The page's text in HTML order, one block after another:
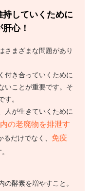
していくために
心！
さまざまな問題があり
付き合っていくために
いことが重要です。そ
す。
人が生きていくために
の老廃物を排泄す
るだけでなく、 免疫
酵素を増やすこと。